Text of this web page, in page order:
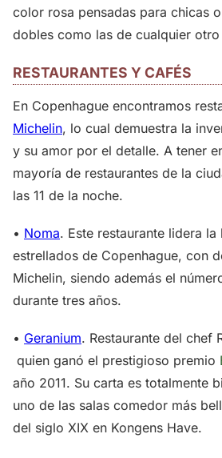
color rosa pensadas para chicas
dobles como las de cualquier
RESTAURANTES Y CAFÉS
En Copenhague encontramos
Michelin, lo cual demuestra la
y su amor por el detalle. A tener
mayoría de restaurantes de la
las 11 de la noche.
• Noma. Este restaurante lidera
estrellados de Copenhague, con
Michelin, siendo además el
durante tres años.
• Geranium. Restaurante del chef
quien ganó el prestigioso premio
año 2011. Su carta es totalmente
uno de las salas comedor más
del siglo XIX en Kongens Have.